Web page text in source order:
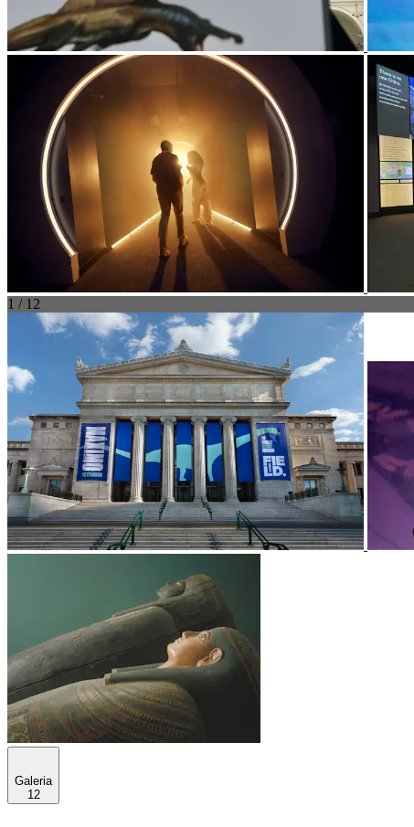
1 / 12
Galeria
12